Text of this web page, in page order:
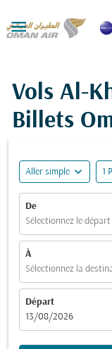

Vols Al-
Billets
Aller simple expand_more 1
De
Sélectionnez le départ
À
Sélectionnez la
Départ
fc-booking-departure-
13/08/2026